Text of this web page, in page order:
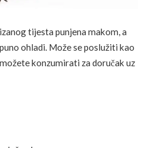
tijesta punjena makom, a
ohladi. Može se poslužiti kao
konzumirati za doručak uz